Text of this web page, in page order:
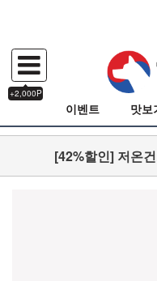
+2,000P
이벤트 맛보
[42%할인] 저온